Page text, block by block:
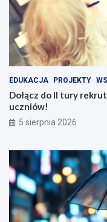
EDUKACJA PROJEKTY
Dołącz do II tury
uczniów!
5 sierpnia 2026